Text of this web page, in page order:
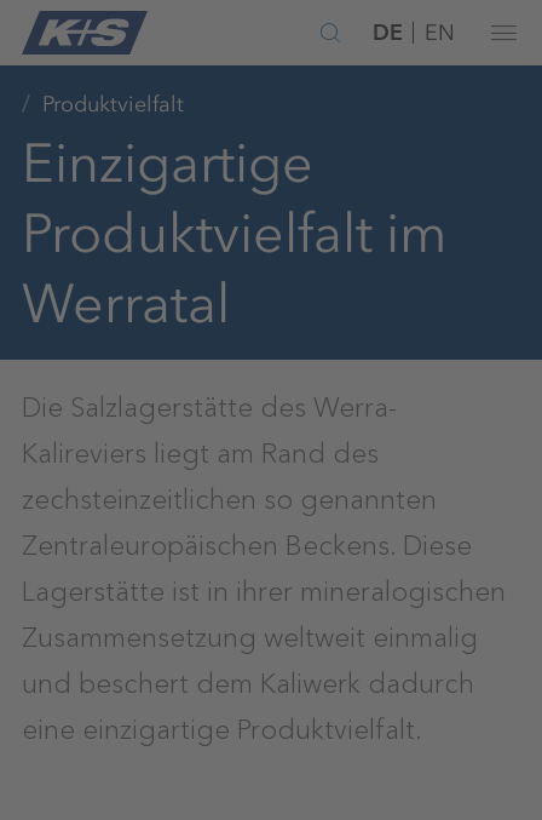
DE EN
Produktvielfalt
Einzigartige
Produktvielfalt im
Werratal
Die Salzlagerstätte des Werra-
Kalireviers liegt am Rand des
zechsteinzeitlichen so genannten
Zentraleuropäischen Beckens. Diese
Lagerstätte ist in ihrer mineralogischen
Zusammensetzung weltweit einmalig
und beschert dem Kaliwerk dadurch
eine einzigartige Produktvielfalt.